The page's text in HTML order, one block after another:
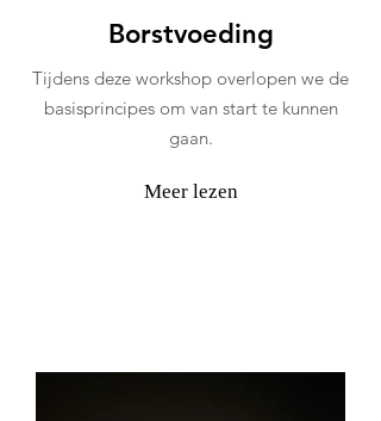
Borstvoeding
Tijdens deze workshop overlopen we de
basisprincipes om van start te kunnen
gaan.
Meer lezen